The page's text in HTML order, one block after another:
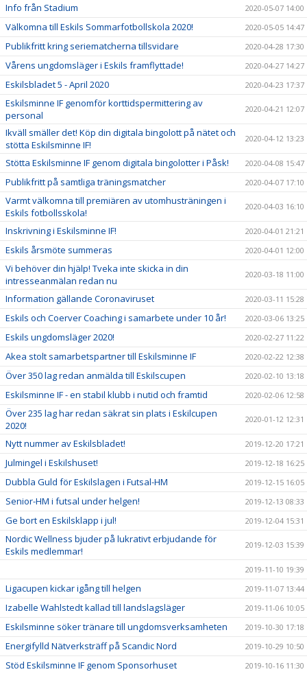
Info från Stadium 2020-05-07 14:00
Välkomna till Eskils Sommarfotbollskola 2020! 2020-05-05 14:47
Publikfritt kring seriematcherna tillsvidare 2020-04-28 17:30
Vårens ungdomsläger i Eskils framflyttade! 2020-04-27 14:27
Eskilsbladet 5 - April 2020 2020-04-23 17:37
Eskilsminne IF genomför korttidspermittering av
personal
2020-04-21 12:07
Ikväll smäller det! Köp din digitala bingolott på nätet och
stötta Eskilsminne IF!
2020-04-12 13:23
Stötta Eskilsminne IF genom digitala bingolotter i Påsk! 2020-04-08 15:47
Publikfritt på samtliga träningsmatcher 2020-04-07 17:10
Varmt välkomna till premiären av utomhusträningen i
Eskils fotbollsskola!
2020-04-03 16:10
Inskrivning i Eskilsminne IF! 2020-04-01 21:21
Eskils årsmöte summeras 2020-04-01 12:00
Vi behöver din hjälp! Tveka inte skicka in din
intresseanmälan redan nu
2020-03-18 11:00
Information gällande Coronaviruset 2020-03-11 15:28
Eskils och Coerver Coaching i samarbete under 10 år! 2020-03-06 13:25
Eskils ungdomsläger 2020! 2020-02-27 11:22
Akea stolt samarbetspartner till Eskilsminne IF 2020-02-22 12:38
Över 350 lag redan anmälda till Eskilscupen 2020-02-10 13:18
Eskilsminne IF - en stabil klubb i nutid och framtid 2020-02-06 12:58
Över 235 lag har redan säkrat sin plats i Eskilcupen
2020!
2020-01-12 12:31
Nytt nummer av Eskilsbladet! 2019-12-20 17:21
Julmingel i Eskilshuset! 2019-12-18 16:25
Dubbla Guld för Eskilslagen i Futsal-HM 2019-12-15 16:05
Senior-HM i futsal under helgen! 2019-12-13 08:33
Ge bort en Eskilsklapp i jul! 2019-12-04 15:31
Nordic Wellness bjuder på lukrativt erbjudande för
Eskils medlemmar!
2019-12-03 15:39
2019-11-10 19:39
Ligacupen kickar igång till helgen 2019-11-07 13:44
Izabelle Wahlstedt kallad till landslagsläger 2019-11-06 10:05
Eskilsminne söker tränare till ungdomsverksamheten 2019-10-30 17:18
Energifylld Nätverksträff på Scandic Nord 2019-10-29 10:50
Stöd Eskilsminne IF genom Sponsorhuset 2019-10-16 11:30